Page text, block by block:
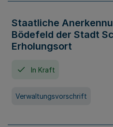
Staatliche
Bödefeld der Stadt
Erholungsort
In Kraft
Verwaltungsvorschrift